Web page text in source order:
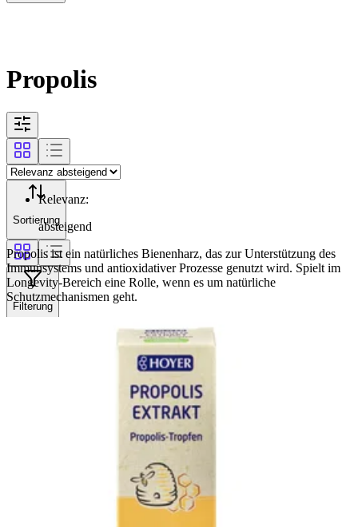
Propolis
Sortierung
Filterung
Relevanz:
absteigend
Propolis ist ein natürliches Bienenharz, das zur Unterstützung des
Immunsystems und antioxidativer Prozesse genutzt wird. Spielt im
Longevity-Bereich eine Rolle, wenn es um natürliche
Schutzmechanismen geht.